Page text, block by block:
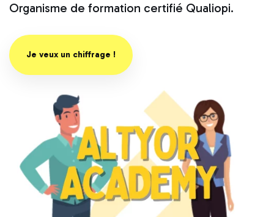
Organisme de formation certifié Qualiopi.
Je veux un chiffrage !